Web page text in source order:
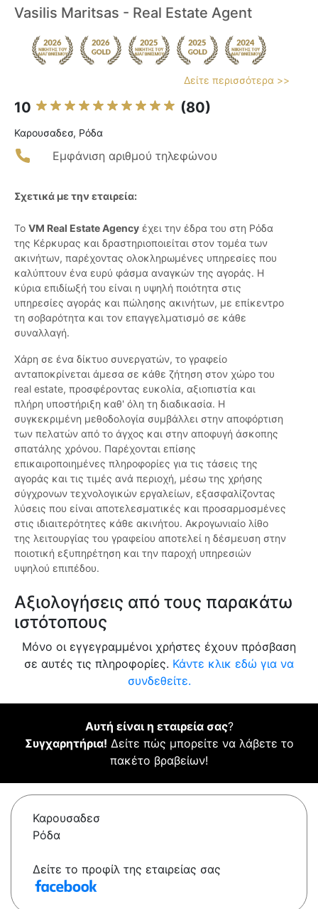
Vasilis Maritsas - Real Estate Agent
Δείτε περισσότερα >>
10 (80)
Καρουσαδεσ, Ρόδα
Εμφάνιση αριθμού τηλεφώνου
Σχετικά με την εταιρεία:
Το VM Real Estate Agency έχει την έδρα του στη Ρόδα
της Κέρκυρας και δραστηριοποιείται στον τομέα των
ακινήτων, παρέχοντας ολοκληρωμένες υπηρεσίες που
καλύπτουν ένα ευρύ φάσμα αναγκών της αγοράς. Η
κύρια επιδίωξή του είναι η υψηλή ποιότητα στις
υπηρεσίες αγοράς και πώλησης ακινήτων, με επίκεντρο
τη σοβαρότητα και τον επαγγελματισμό σε κάθε
συναλλαγή.
Χάρη σε ένα δίκτυο συνεργατών, το γραφείο
ανταποκρίνεται άμεσα σε κάθε ζήτηση στον χώρο του
real estate, προσφέροντας ευκολία, αξιοπιστία και
πλήρη υποστήριξη καθ' όλη τη διαδικασία. Η
συγκεκριμένη μεθοδολογία συμβάλλει στην αποφόρτιση
των πελατών από το άγχος και στην αποφυγή άσκοπης
σπατάλης χρόνου. Παρέχονται επίσης
επικαιροποιημένες πληροφορίες για τις τάσεις της
αγοράς και τις τιμές ανά περιοχή, μέσω της χρήσης
σύγχρονων τεχνολογικών εργαλείων, εξασφαλίζοντας
λύσεις που είναι αποτελεσματικές και προσαρμοσμένες
στις ιδιαιτερότητες κάθε ακινήτου. Ακρογωνιαίο λίθο
της λειτουργίας του γραφείου αποτελεί η δέσμευση στην
ποιοτική εξυπηρέτηση και την παροχή υπηρεσιών
υψηλού επιπέδου.
Αξιολογήσεις από τους παρακάτω
ιστότοπους
Μόνο οι εγγεγραμμένοι χρήστες έχουν πρόσβαση
σε αυτές τις πληροφορίες. Κάντε κλικ εδώ για να
συνδεθείτε.
Αυτή είναι η εταιρεία σας?
Συγχαρητήρια! Δείτε πώς μπορείτε να λάβετε το
πακέτο βραβείων!
Καρουσαδεσ
Ρόδα
Δείτε το προφίλ της εταιρείας σας